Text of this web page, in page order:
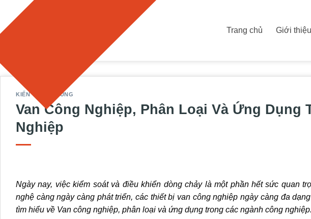
nội
Trang chủ Giới thiệu
KIẾN THỨC CHUNG
Van Công Nghiệp, Phân Loại Và Ứng Dụng
Nghiệp
Ngày nay, việc kiểm soát và điều khiển dòng chảy là một phần hết sức quan
nghệ càng ngày càng phát triển, các thiết bị van công nghiệp ngày càng đa
tìm hiểu về Van công nghiệp, phân loại và ứng dụng trong các ngành công nghiệp.